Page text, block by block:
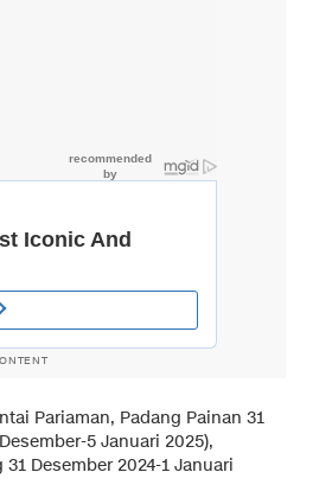
Pariaman, Padang Painan 31
5 Januari 2025),
Desember 2024-1 Januari